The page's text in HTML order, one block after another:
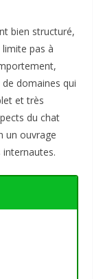
bien structuré,
pas à
domaines qui
et très
du chat
un ouvrage